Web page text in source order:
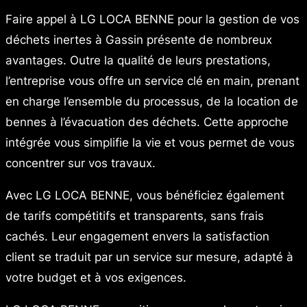
Faire appel à LG LOCA BENNE pour la gestion de vos
déchets inertes à Gassin présente de nombreux
avantages. Outre la qualité de leurs prestations,
l’entreprise vous offre un service clé en main, prenant
en charge l’ensemble du processus, de la location de
bennes à l’évacuation des déchets. Cette approche
intégrée vous simplifie la vie et vous permet de vous
concentrer sur vos travaux.
Avec LG LOCA BENNE, vous bénéficiez également
de tarifs compétitifs et transparents, sans frais
cachés. Leur engagement envers la satisfaction
client se traduit par un service sur mesure, adapté à
votre budget et à vos exigences.